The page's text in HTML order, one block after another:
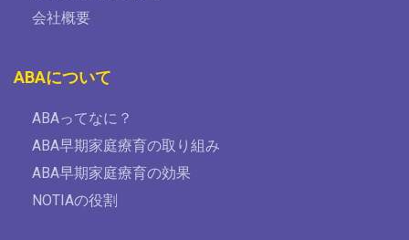
会社概要
ABAについて
ABAってなに？
ABA早期家庭療育の取り組み
ABA早期家庭療育の効果
NOTIAの役割